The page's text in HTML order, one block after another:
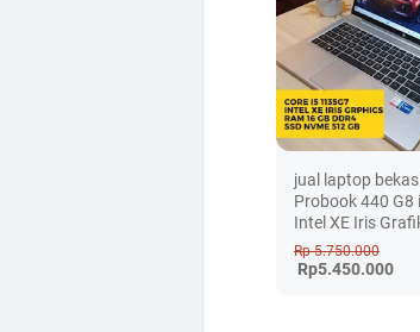
jual laptop
Probook 440 G8
Intel XE Iris
Rp 5.750.000
Rp5.450.000